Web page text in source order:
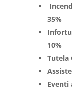
35%
10%
Tutela
Eventi